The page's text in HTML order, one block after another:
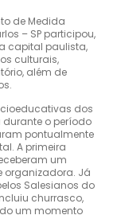
de Medida
– SP participou,
capital paulista,
culturais,
além de
dos
durante o período
pontualmente
A primeira
um
organizadora. Já
Salesianos do
churrasco,
um momento